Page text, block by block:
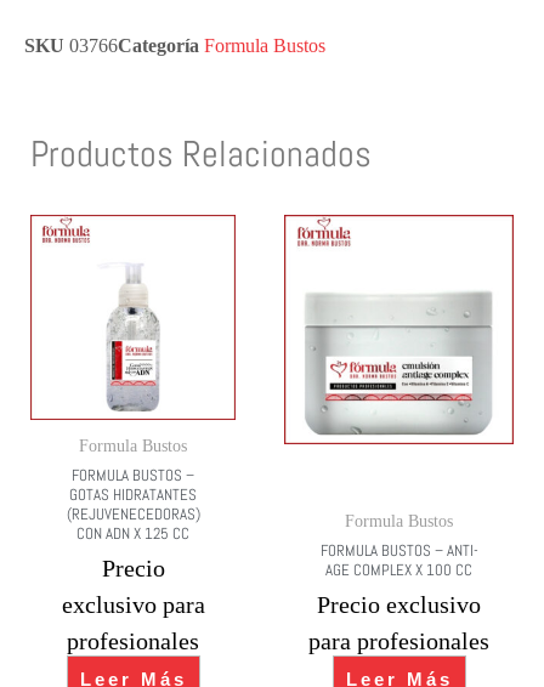
SKU 03766Categoría Formula Bustos
Productos Relacionados
Formula Bustos
FORMULA BUSTOS –
GOTAS HIDRATANTES
(REJUVENECEDORAS)
CON ADN X 125 CC
Precio
exclusivo para
profesionales
Leer Más
Formula Bustos
FORMULA BUSTOS – ANTI-
AGE COMPLEX X 100 CC
Precio exclusivo
para profesionales
Leer Más